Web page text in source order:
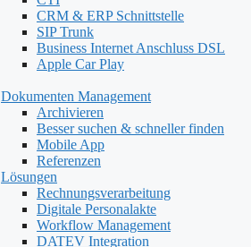
CRM & ERP Schnittstelle
SIP Trunk
Business Internet Anschluss DSL
Apple Car Play
Dokumenten Management
Archivieren
Besser suchen & schneller finden
Mobile App
Referenzen
Lösungen
Rechnungsverarbeitung
Digitale Personalakte
Workflow Management
DATEV Integration